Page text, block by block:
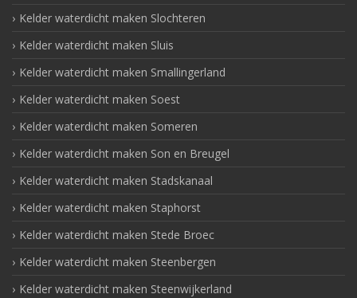
Kelder waterdicht maken Slochteren
Kelder waterdicht maken Sluis
Kelder waterdicht maken Smallingerland
Kelder waterdicht maken Soest
Kelder waterdicht maken Someren
Kelder waterdicht maken Son en Breugel
Kelder waterdicht maken Stadskanaal
Kelder waterdicht maken Staphorst
Kelder waterdicht maken Stede Broec
Kelder waterdicht maken Steenbergen
Kelder waterdicht maken Steenwijkerland